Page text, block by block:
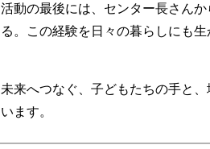
活動の最後には、センター長さん
る。この経験を日々の暮らしにも
未来へつなぐ、子どもたちの手と
います。